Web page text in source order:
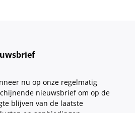
nu op onze regelmatig
nieuwsbrief om op de
blijven van de laatste